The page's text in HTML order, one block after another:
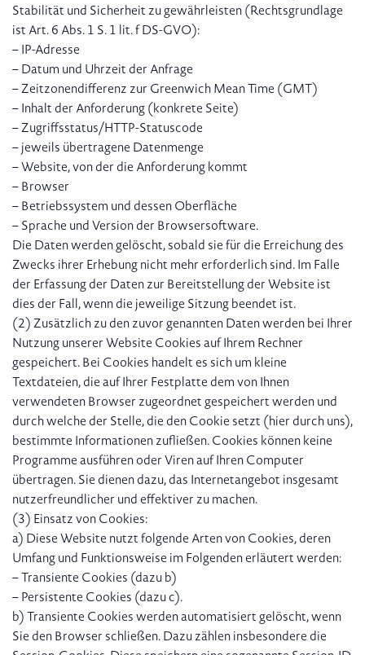
Stabilität und Sicherheit zu gewährleisten (Rechtsgrundlage
ist Art. 6 Abs. 1 S. 1 lit. f DS-GVO):
– IP-Adresse
– Datum und Uhrzeit der Anfrage
– Zeitzonendifferenz zur Greenwich Mean Time (GMT)
– Inhalt der Anforderung (konkrete Seite)
– Zugriffsstatus/HTTP-Statuscode
– jeweils übertragene Datenmenge
– Website, von der die Anforderung kommt
– Browser
– Betriebssystem und dessen Oberfläche
– Sprache und Version der Browsersoftware.
Die Daten werden gelöscht, sobald sie für die Erreichung des
Zwecks ihrer Erhebung nicht mehr erforderlich sind. Im Falle
der Erfassung der Daten zur Bereitstellung der Website ist
dies der Fall, wenn die jeweilige Sitzung beendet ist.
(2) Zusätzlich zu den zuvor genannten Daten werden bei Ihrer
Nutzung unserer Website Cookies auf Ihrem Rechner
gespeichert. Bei Cookies handelt es sich um kleine
Textdateien, die auf Ihrer Festplatte dem von Ihnen
verwendeten Browser zugeordnet gespeichert werden und
durch welche der Stelle, die den Cookie setzt (hier durch uns),
bestimmte Informationen zufließen. Cookies können keine
Programme ausführen oder Viren auf Ihren Computer
übertragen. Sie dienen dazu, das Internetangebot insgesamt
nutzerfreundlicher und effektiver zu machen.
(3) Einsatz von Cookies:
a) Diese Website nutzt folgende Arten von Cookies, deren
Umfang und Funktionsweise im Folgenden erläutert werden:
– Transiente Cookies (dazu b)
– Persistente Cookies (dazu c).
b) Transiente Cookies werden automatisiert gelöscht, wenn
Sie den Browser schließen. Dazu zählen insbesondere die